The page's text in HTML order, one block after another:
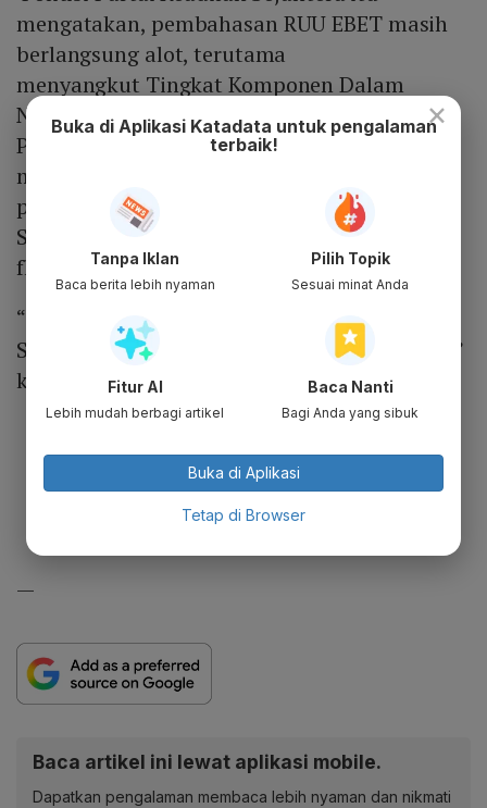
mengatakan, pembahasan RUU EBET masih
berlangsung alot, terutama
menyangkut Tingkat Komponen Dalam
Negeri (TKDN). Pasalnya, Kementerian
Perindustrian (Kemenperin) masih ingin
memasukan TKDN dalam persyaratan
pembangunan pembangkit listrik EBET.
Sementara Kementerian ESDM ingin
fleksibilitas dalam penerapan syarat TKDN.
“Nanti, setelah Pemilu kita bahas lagi.
Semoga waktu masa sidang dapat disahkan,”
katanya.
—
Baca artikel ini lewat aplikasi mobile.
Dapatkan pengalaman membaca lebih nyaman dan nikmati
×
Buka di Aplikasi Katadata untuk pengalaman
terbaik!
Tanpa Iklan
Baca berita lebih nyaman
Pilih Topik
Sesuai minat Anda
Fitur AI
Lebih mudah berbagi artikel
Baca Nanti
Bagi Anda yang sibuk
Buka di Aplikasi
Tetap di Browser